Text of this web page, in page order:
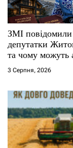
и
с
і
ЗМІ повідомили
депутатки
та чому можуть
3 Серпня, 2026